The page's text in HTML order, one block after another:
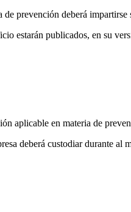
prevención deberá
estarán publicados, en su
aplicable en materia de
deberá custodiar durante al